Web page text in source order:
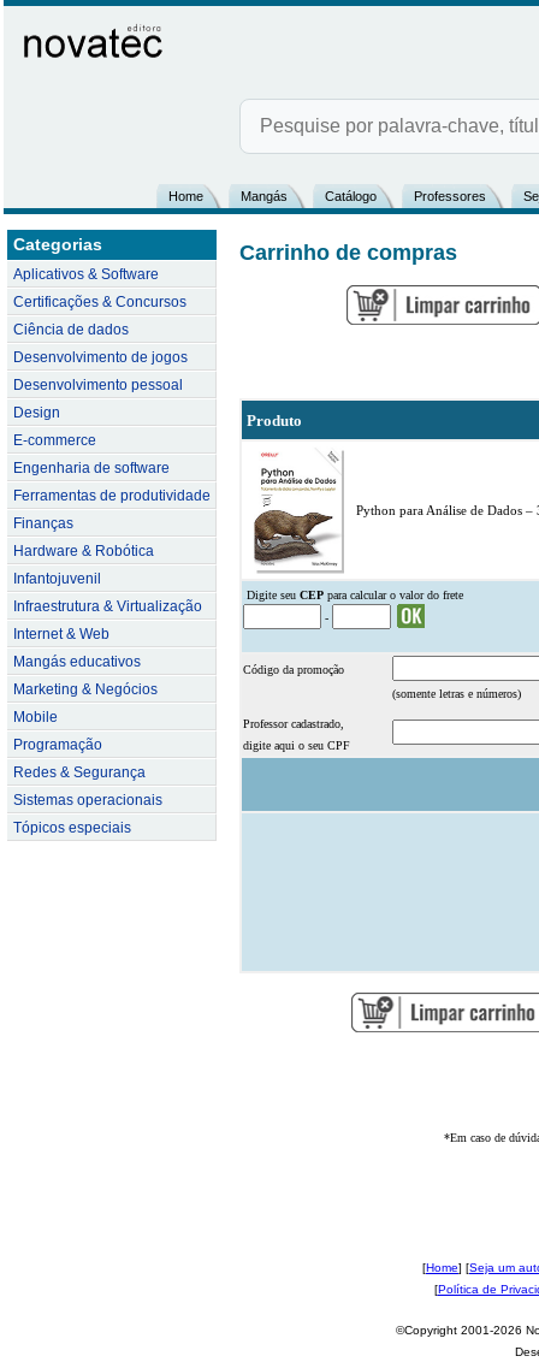
Home Mangás Catálogo Professores
Categorias
Aplicativos & Software
Certificações & Concursos
Ciência de dados
Desenvolvimento de jogos
Desenvolvimento pessoal
Design
E-commerce
Engenharia de software
Ferramentas de produtividade
Finanças
Hardware & Robótica
Infantojuvenil
Infraestrutura & Virtualização
Internet & Web
Mangás educativos
Marketing & Negócios
Mobile
Programação
Redes & Segurança
Sistemas operacionais
Tópicos especiais
Carrinho de compras
Produto
Python para Análise de Dados –
Digite seu CEP para calcular o valor do frete
-
Código da promoção
(somente letras e números)
Professor cadastrado,
digite aqui o seu CPF
*Em caso de
[Home] [Seja um
[Política de
©Copyright 2001-2026